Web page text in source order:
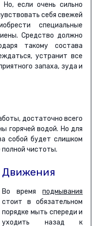
Но, если очень сильно
себя свежей
специальные
Средство должно
такому состава
устранит все
запаха, зуда и
достаточно всего
горячей водой. Но для
собой будет слишком
полной чистоты.
Движения
Во времяподмывания
стоит в обязательном
порядке мыть спереди и
уходить назад к